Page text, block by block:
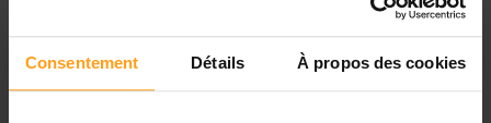
Consentement Détails À propos des cookies
Indisponible